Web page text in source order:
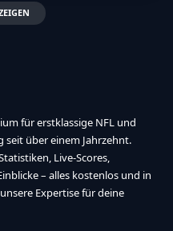
für erstklassige NFL und
über einem Jahrzehnt.
Live-Scores,
– alles kostenlos und in
Expertise für deine